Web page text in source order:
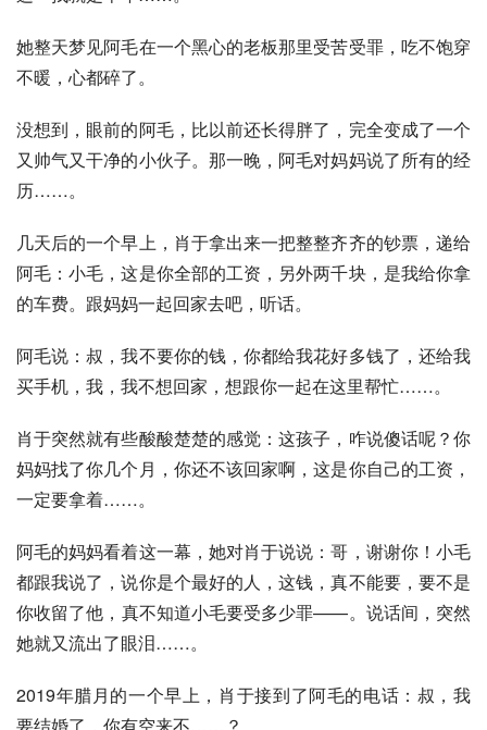
她整天梦见阿毛在一个黑心的老板那里受苦受罪，吃不饱穿
不暖，心都碎了。
没想到，眼前的阿毛，比以前还长得胖了，完全变成了一个
又帅气又干净的小伙子。那一晚，阿毛对妈妈说了所有的经
历……。
几天后的一个早上，肖于拿出来一把整整齐齐的钞票，递给
阿毛：小毛，这是你全部的工资，另外两千块，是我给你拿
的车费。跟妈妈一起回家去吧，听话。
阿毛说：叔，我不要你的钱，你都给我花好多钱了，还给我
买手机，我，我不想回家，想跟你一起在这里帮忙……。
肖于突然就有些酸酸楚楚的感觉：这孩子，咋说傻话呢？你
妈妈找了你几个月，你还不该回家啊，这是你自己的工资，
一定要拿着……。
阿毛的妈妈看着这一幕，她对肖于说说：哥，谢谢你！小毛
都跟我说了，说你是个最好的人，这钱，真不能要，要不是
你收留了他，真不知道小毛要受多少罪——。说话间，突然
她就又流出了眼泪……。
2019年腊月的一个早上，肖于接到了阿毛的电话：叔，我